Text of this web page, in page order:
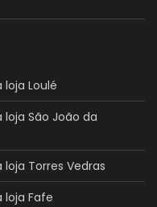
Loulé
São João da
Torres Vedras
Fafe